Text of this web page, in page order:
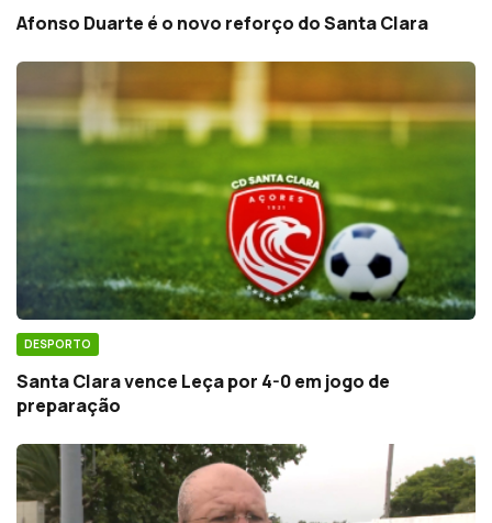
Afonso Duarte é o novo reforço do Santa Clara
DESPORTO
Santa Clara vence Leça por 4-0 em jogo de
preparação